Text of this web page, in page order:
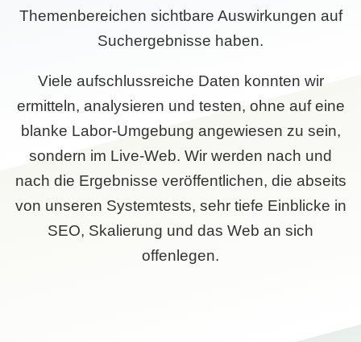
Themenbereichen sichtbare Auswirkungen auf
Suchergebnisse haben.
Viele aufschlussreiche Daten konnten wir
ermitteln, analysieren und testen, ohne auf eine
blanke Labor-Umgebung angewiesen zu sein,
sondern im Live-Web. Wir werden nach und
nach die Ergebnisse veröffentlichen, die abseits
von unseren Systemtests, sehr tiefe Einblicke in
SEO, Skalierung und das Web an sich
offenlegen.